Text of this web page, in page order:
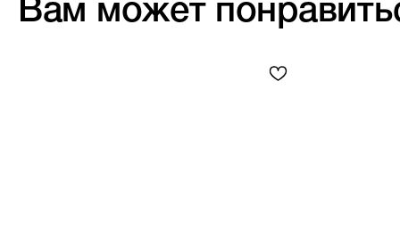
Вам может